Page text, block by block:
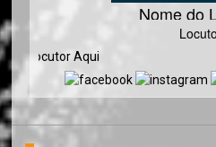
Nome do
Locutor Aqui